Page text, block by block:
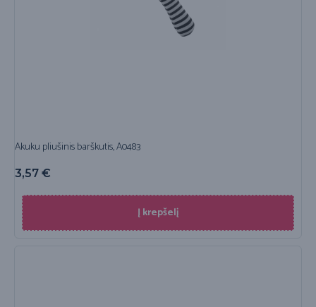
Akuku pliušinis barškutis, A0483
3,57 €
Į krepšelį